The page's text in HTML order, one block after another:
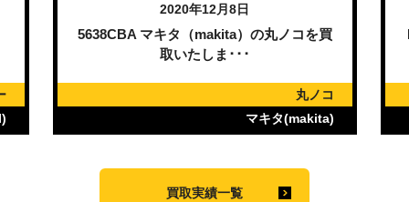
2020年12月8日
5638CBA マキタ（makita）の丸ノコを買
取いたしま･･･
丸ノコ
マキタ(makita)
買取実績一覧